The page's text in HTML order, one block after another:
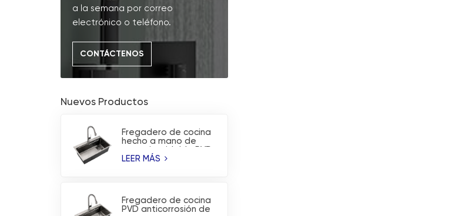
a la semana por correo
electrónico o teléfono.
CONTÁCTENOS
Nuevos Productos
Fregadero de cocina
hecho a mano de
sin revestimiento
LEER MÁS
Fregadero de cocina
PVD anticorrosión de